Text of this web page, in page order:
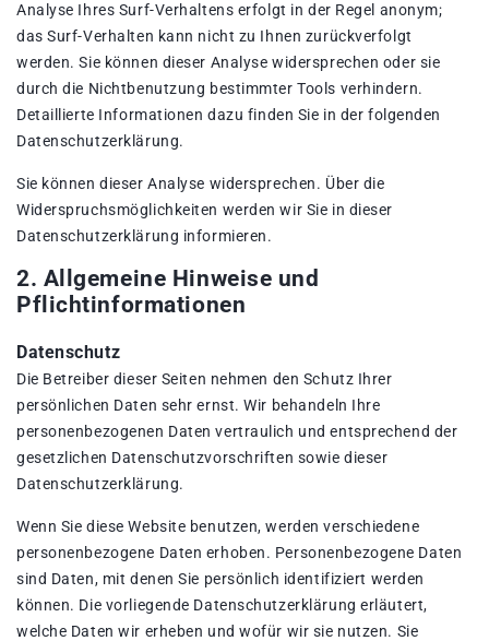
Analyse Ihres Surf-Verhaltens erfolgt in der Regel anonym;
das Surf-Verhalten kann nicht zu Ihnen zurückverfolgt
werden. Sie können dieser Analyse widersprechen oder sie
durch die Nichtbenutzung bestimmter Tools verhindern.
Detaillierte Informationen dazu finden Sie in der folgenden
Datenschutzerklärung.
Sie können dieser Analyse widersprechen. Über die
Widerspruchsmöglichkeiten werden wir Sie in dieser
Datenschutzerklärung informieren.
2. Allgemeine Hinweise und
Pflichtinformationen
Datenschutz
Die Betreiber dieser Seiten nehmen den Schutz Ihrer
persönlichen Daten sehr ernst. Wir behandeln Ihre
personenbezogenen Daten vertraulich und entsprechend der
gesetzlichen Datenschutzvorschriften sowie dieser
Datenschutzerklärung.
Wenn Sie diese Website benutzen, werden verschiedene
personenbezogene Daten erhoben. Personenbezogene Daten
sind Daten, mit denen Sie persönlich identifiziert werden
können. Die vorliegende Datenschutzerklärung erläutert,
welche Daten wir erheben und wofür wir sie nutzen. Sie